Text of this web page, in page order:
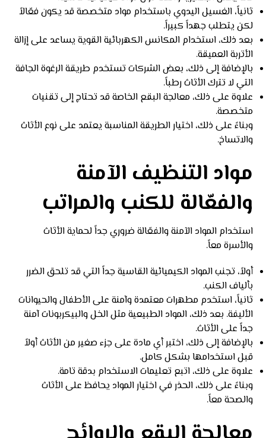
ثانياً، الغسيل اليدوي باستخدام مواد متخصصة قد يكون فعّالاً
لكن يتطلب جهداً كبيراً.
بعد ذلك، استخدام المكانس الكهربائية القوية يساعد على إزالة
الأتربة العميقة.
بالإضافة إلى ذلك، بعض الشركات تستخدم طريقة الرغوة الجافة
التي لا تترك الأثاث رطباً.
علاوة على ذلك، معالجة البقع الخاصة قد تحتاج إلى تقنيات
متخصصة.
وبناءً على ذلك، اختيار الطريقة المناسبة يعتمد على نوع الأثاث
والاتساخ.
مواد التنظيف الآمنة
والفعّالة للكنب والمراتب
استخدام المواد الآمنة والفعّالة ضروري جداً لحماية الأثاث
والأسرة معاً.
أولاً، تجنب المواد الكيميائية القاسية جداً التي قد تلحق الضرر
بألياف الكنب.
ثانياً، استخدم مطهرات معتمدة وآمنة على الأطفال والحيوانات
الأليفة. بعد ذلك، المواد الطبيعية مثل الخل والبيكربونات آمنة
جداً على الأثاث.
بالإضافة إلى ذلك، اختبر أي مادة على جزء صغير من الأثاث أولاً
قبل استخدامها بشكل كامل.
علاوة على ذلك، اتبع تعليمات الاستخدام بدقة تامة.
وبناءً على ذلك، الحذر في اختيار المواد يحافظ على الأثاث
والصحة معاً.